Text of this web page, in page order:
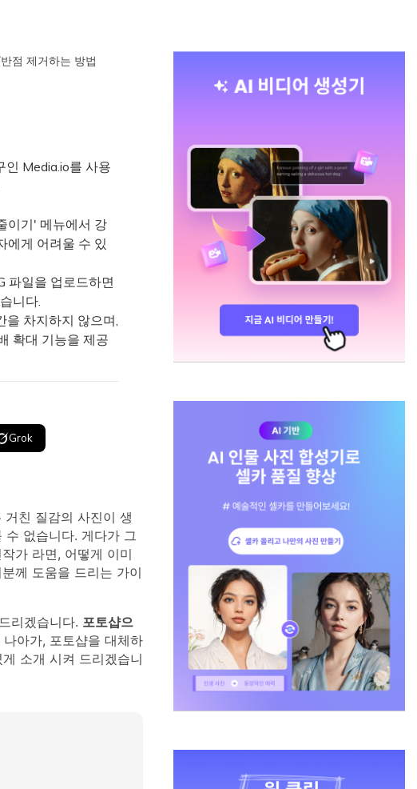
점 제거하는 방법
인 Media.io를 사용
이기' 메뉴에서 강
에게 어려울 수 있
파일을 업로드하면
니다.
을 차지하지 않으며,
확대 기능을 제공
Grok
친 질감의 사진이 생
수 없습니다. 게다가 그
가 라면, 어떻게 이미
께 도움을 드리는 가이
리겠습니다. 포토샵으
아가, 포토샵을 대체하
소개 시켜 드리겠습니